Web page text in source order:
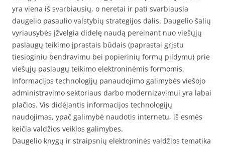
yra viena iš svarbiausių, o neretai ir pati svarbiausia
daugelio pasaulio valstybių strategijos dalis. Daugelio šalių
vyriausybės įžvelgia didelę naudą pereinant nuo viešųjų
paslaugų teikimo įprastais būdais (paprastai grįstu
tiesioginiu bendravimu bei popierinių formų pildymu) prie
viešųjų paslaugų teikimo elektroninėmis formomis.
Informacijos technologijų panaudojimo galimybės viešojo
administravimo sektoriaus darbo modernizavimui yra labai
plačios. Vis didėjantis informacijos technologijų
naudojimas, ypač galimybė naudotis internetu, iš esmės
keičia valdžios veiklos galimybes.
Daugelio knygų ir straipsnių elektroninės valdžios tematika